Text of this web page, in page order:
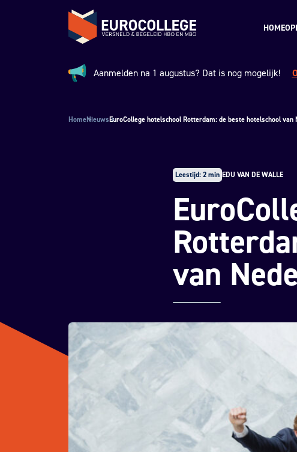
Spring naar hoofdinhoudTerug naar de homepage
HOME
Aankondiging:
Aanmelden na 1 augustus? Dat is nog mogelijk!
HomeNieuwsEuroCollege hotelschool Rotterdam: de beste hotelschool van
Leestijd: 2 min EDU VAN DE WALLE
van